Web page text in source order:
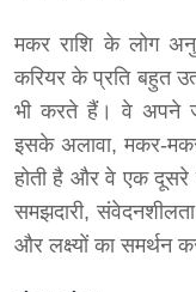
मकर राशि के लोग
करियर के प्रति बहुत
भी करते हैं। वे अपने
इसके अलावा, मकर-मकर
होती है और वे एक
समझदारी,
और लक्ष्यों का समर्थन